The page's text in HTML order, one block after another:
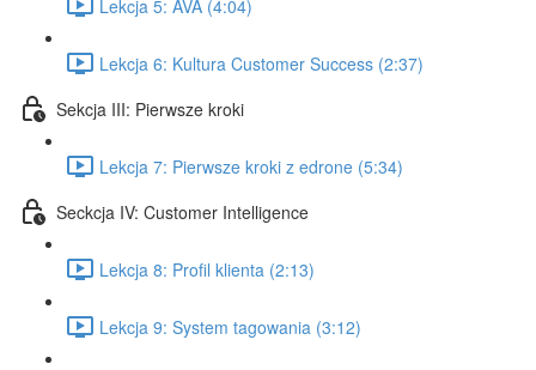
Lekcja 5: AVA (4:04)
Lekcja 6: Kultura Customer Success (2:37)
Sekcja III: Pierwsze kroki
Lekcja 7: Pierwsze kroki z edrone (5:34)
Seckcja IV: Customer Intelligence
Lekcja 8: Profil klienta (2:13)
Lekcja 9: System tagowania (3:12)